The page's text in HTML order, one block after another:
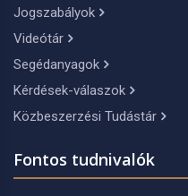
Jogszabályok
Videótár
Segédanyagok
Kérdések-válaszok
Közbeszerzési Tudástár
Fontos tudnivalók